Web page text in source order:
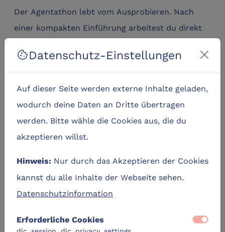
cookieDatenschutz-Einstellungen
Auf dieser Seite werden externe Inhalte geladen,
wodurch deine Daten an Dritte übertragen
werden. Bitte wähle die Cookies aus, die du
akzeptieren willst.
Hinweis: Nur durch das Akzeptieren der Cookies
kannst du alle Inhalte der Webseite sehen.
Datenschutzinformation
Erforderliche Cookies
Der Agentathon lebt vom Ausprobieren. Nach
einer kompakten Einführung arbeitest du direkt
mit den Referent*innen entwickelst du Schritt für
Schritt einen KI-Agenten, der auf deine
individuellen Anforderungen zugeschnitten ist.
Vorkenntnisse in Programmierung sind nicht
erforderlich. Wichtig sind Neugier, Offenheit für
aktiv zu werden.
Unser Referent*innen-Team